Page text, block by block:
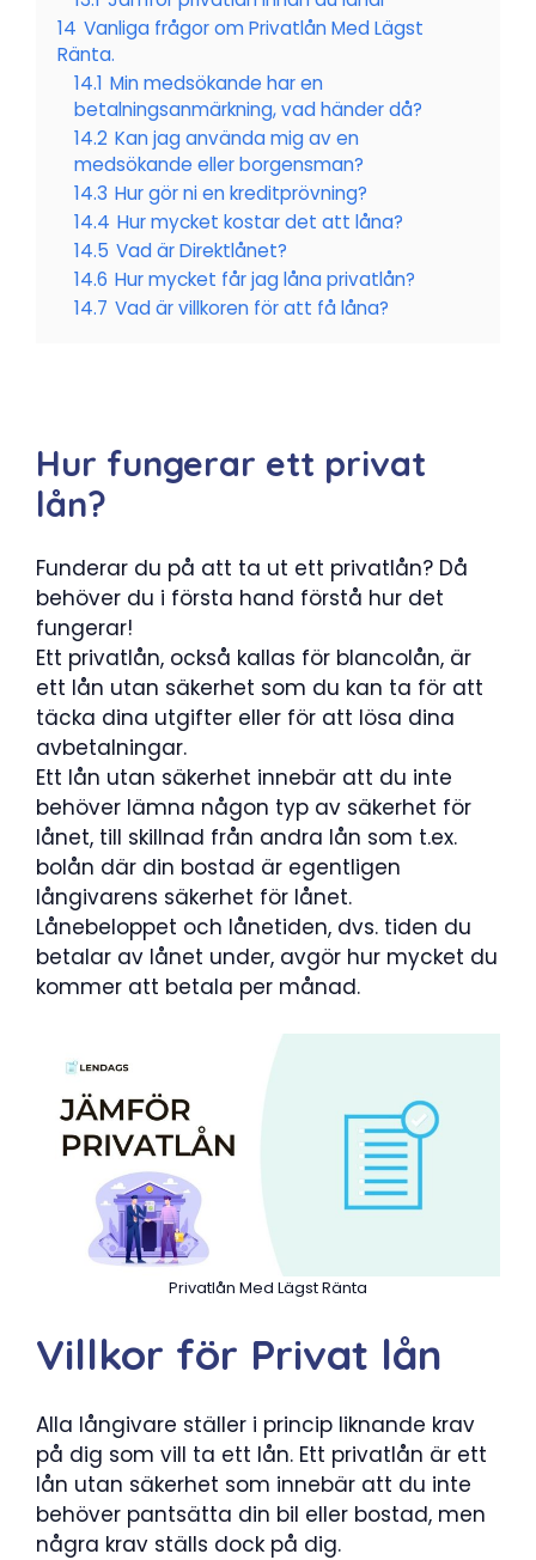
14 Vanliga frågor om Privatlån Med Lägst
Ränta.
14.1 Min medsökande har en
betalningsanmärkning, vad händer då?
14.2 Kan jag använda mig av en
medsökande eller borgensman?
14.3 Hur gör ni en kreditprövning?
14.4 Hur mycket kostar det att låna?
14.5 Vad är Direktlånet?
14.6 Hur mycket får jag låna privatlån?
14.7 Vad är villkoren för att få låna?
Hur fungerar ett privat
lån?
Funderar du på att ta ut ett privatlån? Då
behöver du i första hand förstå hur det
fungerar!
Ett privatlån, också kallas för blancolån, är
ett lån utan säkerhet som du kan ta för att
täcka dina utgifter eller för att lösa dina
avbetalningar.
Ett lån utan säkerhet innebär att du inte
behöver lämna någon typ av säkerhet för
lånet, till skillnad från andra lån som t.ex.
bolån där din bostad är egentligen
långivarens säkerhet för lånet.
Lånebeloppet och lånetiden, dvs. tiden du
betalar av lånet under, avgör hur mycket du
kommer att betala per månad.
Privatlån Med Lägst Ränta
Villkor för Privat lån
Alla långivare ställer i princip liknande krav
på dig som vill ta ett lån. Ett privatlån är ett
lån utan säkerhet som innebär att du inte
behöver pantsätta din bil eller bostad, men
några krav ställs dock på dig.